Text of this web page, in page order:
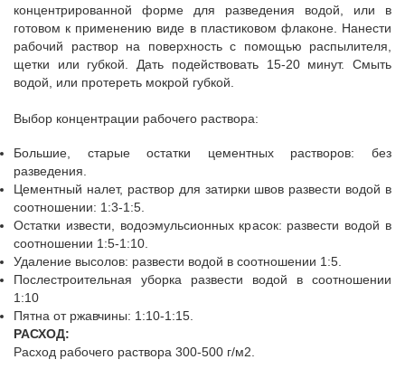
концентрированной форме для разведения водой, или в
готовом к применению виде в пластиковом флаконе. Нанести
рабочий раствор на поверхность с помощью распылителя,
щетки или губкой. Дать подействовать 15-20 минут. Смыть
водой, или протереть мокрой губкой.
Выбор концентрации рабочего раствора:
Большие, старые остатки цементных растворов: без
разведения.
Цементный налет, раствор для затирки швов развести водой в
соотношении: 1:3-1:5.
Остатки извести, водоэмульсионных красок: развести водой в
соотношении 1:5-1:10.
Удаление высолов: развести водой в соотношении 1:5.
Послестроительная уборка развести водой в соотношении
1:10
Пятна от ржавчины: 1:10-1:15.
РАСХОД:
Расход рабочего раствора 300-500 г/м2.